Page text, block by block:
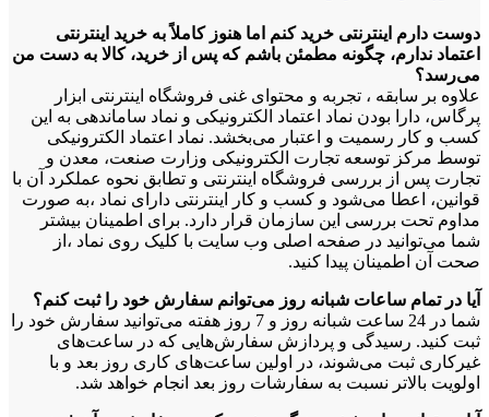
دوست دارم اینترنتی خرید کنم اما هنوز کاملاً به خرید اینترنتی
اعتماد ندارم، چگونه مطمئن باشم که پس از خرید، کالا به دست من
می‌رسد؟
علاوه بر سابقه ، تجربه و محتوای غنی فروشگاه اینترنتی ابزار
پرگاس، دارا بودن نماد اعتماد الکترونیکی و نماد ساماندهی به این
کسب و کار رسمیت و اعتبار می‏‌بخشد. نماد اعتماد الکترونیکی
توسط مرکز توسعه تجارت الکترونیکی وزارت صنعت، معدن و
تجارت پس از بررسی فروشگاه اینترنتی و تطابق نحوه عملکرد آن با
قوانین، اعطا می‏‌شود و کسب و کار اینترنتی دارای نماد ،به صورت
مداوم تحت بررسی این سازمان قرار دارد. برای اطمینان بیشتر
شما می‏‌توانید در صفحه اصلی وب سایت با کلیک روی نماد ،از
صحت آن اطمینان پیدا کنید.
آیا در تمام ساعات شبانه روز می‌توانم سفارش خود را ثبت کنم؟
شما در 24 ساعت شبانه روز و 7 روز هفته می‌‏توانید سفارش خود را
ثبت کنید. رسیدگی و پردازش سفارش‏‌هایی که در ساعت‏‌های
غیرکاری ثبت می‌‏شوند، در اولین ساعت‌‏های کاری روز بعد و با
اولویت بالاتر نسبت به سفارشات روز بعد انجام خواهد شد.